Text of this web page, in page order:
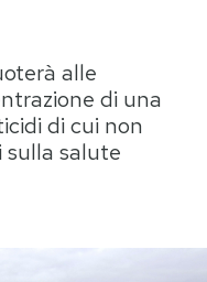
alle
di una
di cui non
salute